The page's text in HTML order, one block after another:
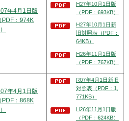
年4月1日版
（PDF：974K
H27年10月1日版
（PDF：693KB）
H27年10月1日新
旧対照表（PDF：
64KB）
H26年11月1日版
（PDF：767KB）
年4月1日版
（PDF：868K
R07年4月1日新旧
対照表（PDF：1,
771KB）
H26年11月1日版
（PDF：624KB）